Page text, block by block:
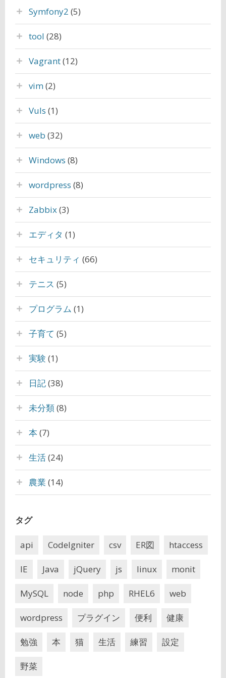
Symfony2 (5)
tool (28)
Vagrant(12)
vim(2)
Vuls (1)
web (32)
Windows (8)
wordpress (8)
Zabbix(3)
エディタ (1)
セキュリティ (66)
テニス (5)
プログラム (1)
子育て (5)
実験 (1)
日記(38)
未分類(8)
本 (7)
生活(24)
農業 (14)
タグ
api CodeIgniter csv ER図 htaccess
IE Java jQuery js linux monit
MySQL node php RHEL6 web
wordpress プラグイン 便利 健康
勉強 本 猫 生活 練習 設定
野菜